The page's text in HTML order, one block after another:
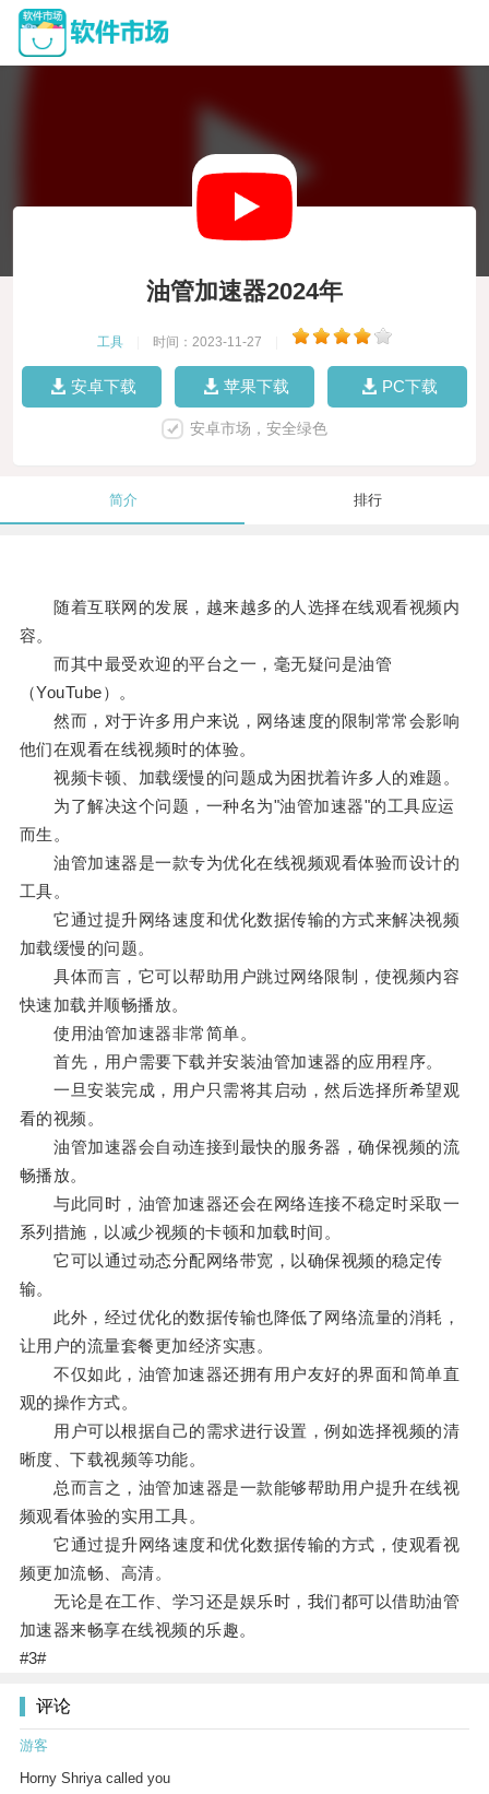
油管加速器2024年
工具 时间：2023-11-27
安卓下载 苹果下载 PC下载
安卓市场，安全绿色
简介 排行
随着互联网的发展，越来越多的人选择在线观看视频内
容。
而其中最受欢迎的平台之一，毫无疑问是油管
（YouTube）。
然而，对于许多用户来说，网络速度的限制常常会影响
他们在观看在线视频时的体验。
视频卡顿、加载缓慢的问题成为困扰着许多人的难题。
为了解决这个问题，一种名为"油管加速器"的工具应运
而生。
油管加速器是一款专为优化在线视频观看体验而设计的
工具。
它通过提升网络速度和优化数据传输的方式来解决视频
加载缓慢的问题。
具体而言，它可以帮助用户跳过网络限制，使视频内容
快速加载并顺畅播放。
使用油管加速器非常简单。
首先，用户需要下载并安装油管加速器的应用程序。
一旦安装完成，用户只需将其启动，然后选择所希望观
看的视频。
油管加速器会自动连接到最快的服务器，确保视频的流
畅播放。
与此同时，油管加速器还会在网络连接不稳定时采取一
系列措施，以减少视频的卡顿和加载时间。
它可以通过动态分配网络带宽，以确保视频的稳定传
输。
此外，经过优化的数据传输也降低了网络流量的消耗，
让用户的流量套餐更加经济实惠。
不仅如此，油管加速器还拥有用户友好的界面和简单直
观的操作方式。
用户可以根据自己的需求进行设置，例如选择视频的清
晰度、下载视频等功能。
总而言之，油管加速器是一款能够帮助用户提升在线视
频观看体验的实用工具。
它通过提升网络速度和优化数据传输的方式，使观看视
频更加流畅、高清。
无论是在工作、学习还是娱乐时，我们都可以借助油管
加速器来畅享在线视频的乐趣。
#3#
评论
游客
Horny Shriya called you